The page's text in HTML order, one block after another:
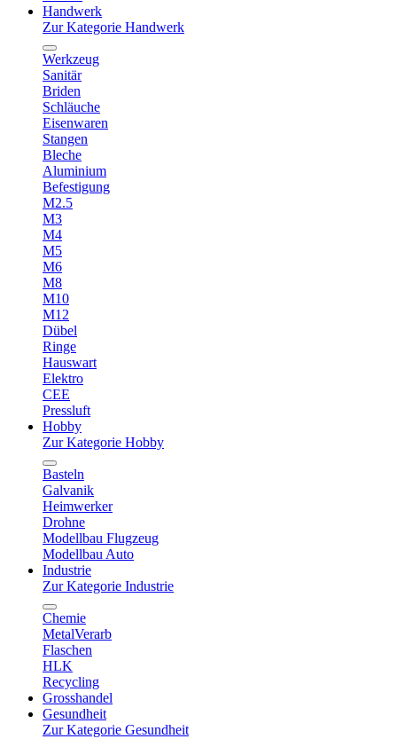
Handwerk
Zur Kategorie Handwerk
Werkzeug
Sanitär
Briden
Schläuche
Eisenwaren
Stangen
Bleche
Aluminium
Befestigung
M2.5
M3
M4
M5
M6
M8
M10
M12
Dübel
Ringe
Hauswart
Elektro
CEE
Pressluft
Hobby
Zur Kategorie Hobby
Basteln
Galvanik
Heimwerker
Drohne
Modellbau Flugzeug
Modellbau Auto
Industrie
Zur Kategorie Industrie
Chemie
MetalVerarb
Flaschen
HLK
Recycling
Grosshandel
Gesundheit
Zur Kategorie Gesundheit